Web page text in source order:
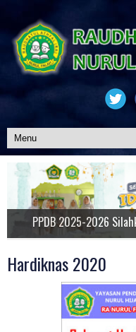
Wilujeung Sumping di
PPDB 2025-2026
Foto Bersama
RA Nurul Falah
Hardiknas 2020